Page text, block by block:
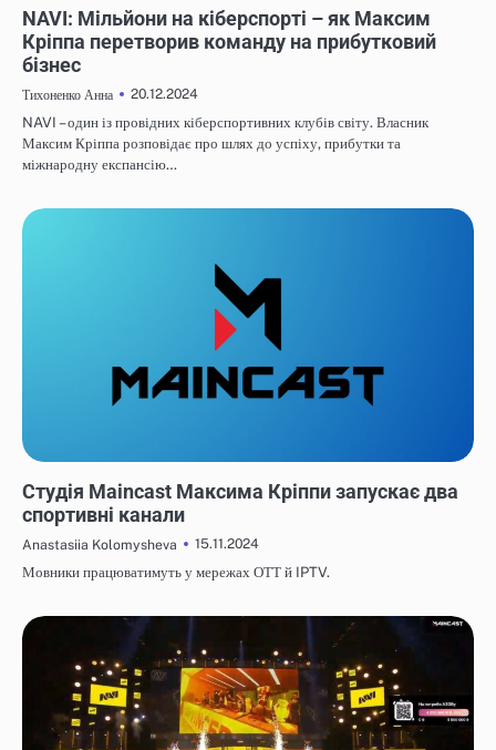
NAVI: Мільйони на кіберспорті – як Максим
Кріппа перетворив команду на прибутковий
бізнес
Тихоненко Анна
20.12.2024
NAVI – один із провідних кіберспортивних клубів світу. Власник
Максим Кріппа розповідає про шлях до успіху, прибутки та
міжнародну експансію…
Студія Maincast Максима Кріппи запускає два
спортивні канали
Anastasiia Kolomysheva
15.11.2024
Мовники працюватимуть у мережах ОТТ й IPTV.